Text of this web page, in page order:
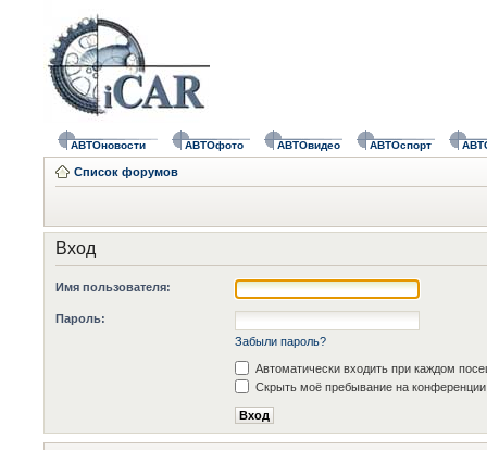
АВТОновости АВТОфото АВТОвидео АВТОспорт
Список форумов
Вход
Имя пользователя:
Пароль:
Забыли пароль?
Автоматически входить при каждом
Скрыть моё пребывание на конференции